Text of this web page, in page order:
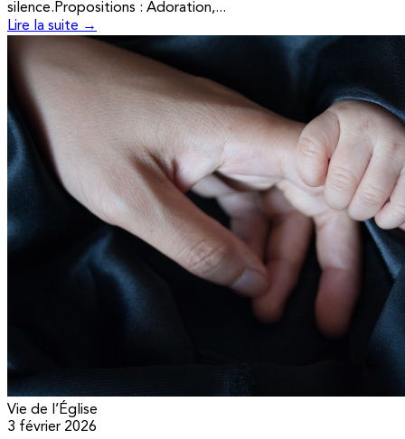
silence.Propositions : Adoration,...
Lire la suite →
Vie de l’Église
3 février 2026